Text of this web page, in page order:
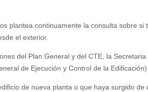
plantea continuamente la consulta sobre
el exterior.
del Plan General y del CTE, la
de Ejecución y Control de la
de nueva planta o que haya surgido